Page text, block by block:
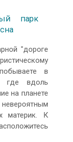
парк
"дороге
в
где вдоль
на планете
материк. К